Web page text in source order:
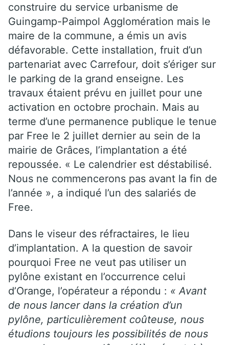
construire du service urbanisme de
Guingamp-Paimpol Agglomération mais le
maire de la commune, a émis un avis
défavorable. Cette installation, fruit d’un
partenariat avec Carrefour, doit s’ériger sur
le parking de la grand enseigne. Les
travaux étaient prévu en juillet pour une
activation en octobre prochain. Mais au
terme d’une permanence publique le tenue
par Free le 2 juillet dernier au sein de la
mairie de Grâces, l’implantation a été
repoussée. « Le calendrier est déstabilisé.
Nous ne commencerons pas avant la fin de
l’année », a indiqué l’un des salariés de
Free.
Dans le viseur des réfractaires, le lieu
d’implantation. A la question de savoir
pourquoi Free ne veut pas utiliser un
pylône existant en l’occurrence celui
d’Orange, l’opérateur a répondu : « Avant
de nous lancer dans la création d’un
pylône, particulièrement coûteuse, nous
étudions toujours les possibilités de nous